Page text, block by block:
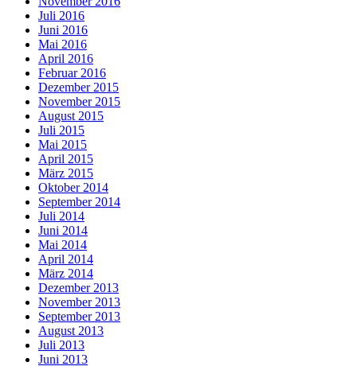
Juli 2016
Juni 2016
Mai 2016
April 2016
Februar 2016
Dezember 2015
November 2015
August 2015
Juli 2015
Mai 2015
April 2015
März 2015
Oktober 2014
September 2014
Juli 2014
Juni 2014
Mai 2014
April 2014
März 2014
Dezember 2013
November 2013
September 2013
August 2013
Juli 2013
Juni 2013